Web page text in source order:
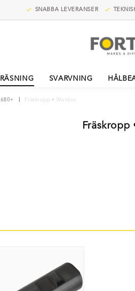
SNABBA LEVERANSER
SVARVNING
Fräskropp • Weldon
Fräskropp